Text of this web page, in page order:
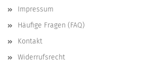
Impressum
Häufige Fragen (FAQ)
Kontakt
Widerrufsrecht